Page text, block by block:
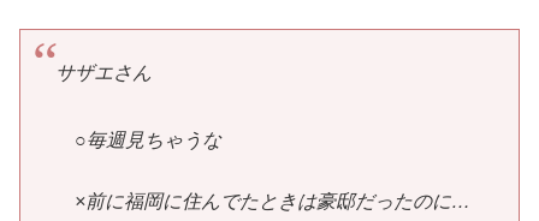
サザエさん
○毎週見ちゃうな
×前に福岡に住んでたときは豪邸だったのに…